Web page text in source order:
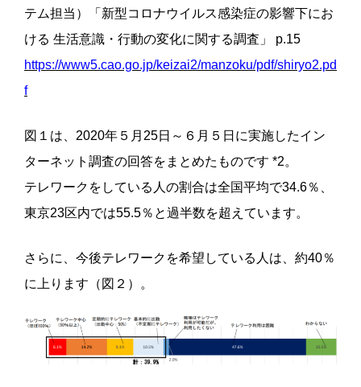
テム担当）「新型コロナウイルス感染症の影響下にお
ける 生活意識・行動の変化に関する調査」 p.15
https://www5.cao.go.jp/keizai2/manzoku/pdf/shiryo2.pd
f
図１は、2020年５月25日～６月５日に実施したイン
ターネット調査の回答をまとめたものです *2。
テレワークをしている人の割合は全国平均で34.6％、
東京23区内では55.5％と過半数を超えています。
さらに、今後テレワークを希望している人は、約40％
に上ります（図２）。